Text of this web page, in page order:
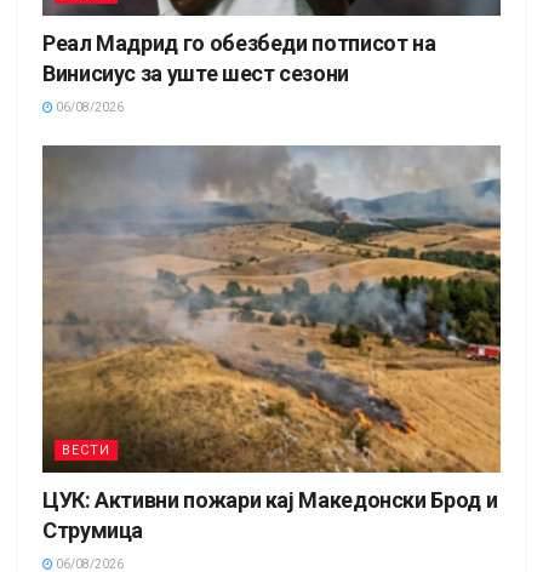
Реал Мадрид го обезбеди потписот на
Винисиус за уште шест сезони
06/08/2026
ВЕСТИ
ЦУК: Активни пожари кај Македонски Брод и
Струмица
06/08/2026